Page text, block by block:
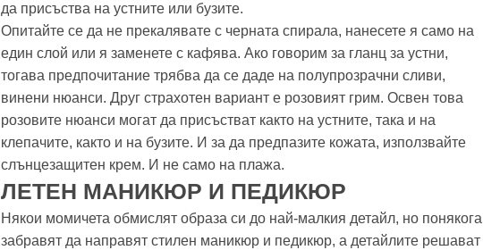
да присъства на устните или бузите.
Опитайте се да не прекалявате с черната спирала, нанесете я само на
един слой или я заменете с кафява. Ако говорим за гланц за устни,
тогава предпочитание трябва да се даде на полупрозрачни сливи,
винени нюанси. Друг страхотен вариант е розовият грим. Освен това
розовите нюанси могат да присъстват както на устните, така и на
клепачите, както и на бузите. И за да предпазите кожата, използвайте
слънцезащитен крем. И не само на плажа.
ЛЕТЕН МАНИКЮР И ПЕДИКЮР
Някои момичета обмислят образа си до най-малкия детайл, но понякога
забравят да направят стилен маникюр и педикюр, а детайлите решават